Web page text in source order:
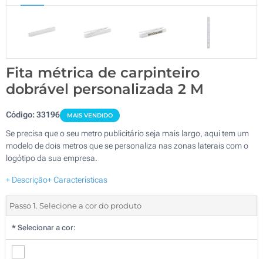
Fita métrica de carpinteiro
dobrável personalizada 2 M
Código:33196 MAIS VENDIDO
Se precisa que o seu metro publicitário seja mais largo, aqui tem um
modelo de dois metros que se personaliza nas zonas laterais com o
logótipo da sua empresa.
+ Descrição+ Características
Passo 1. Selecione a cor do produto
* Selecionar a cor: